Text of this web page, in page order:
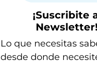
¡Suscribite
Newsletter!
Lo que necesitas
desde donde